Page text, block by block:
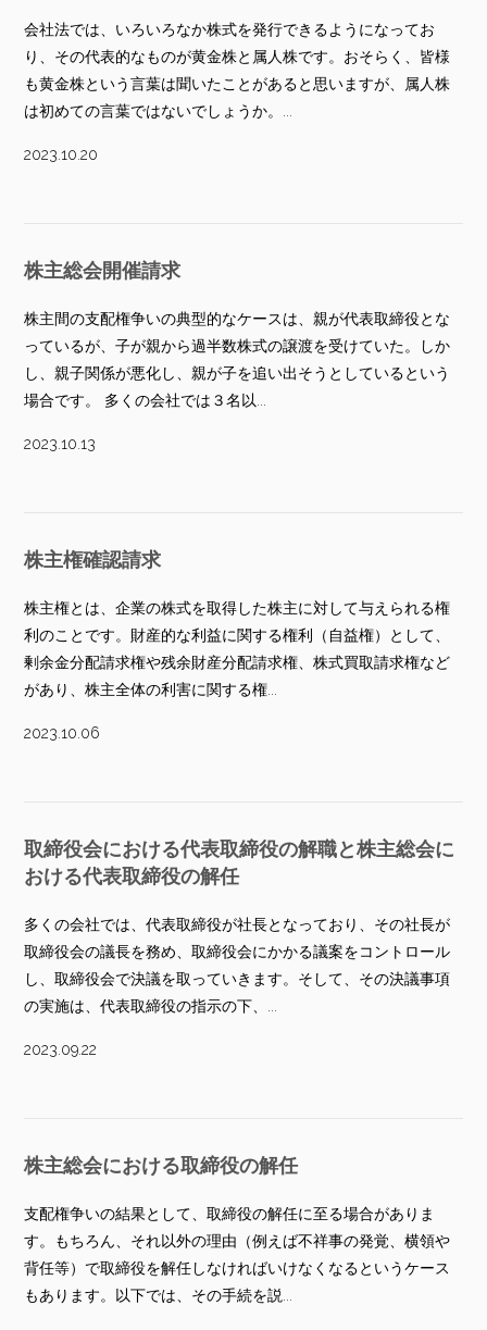
会社法では、いろいろなか株式を発行できるようになってお
り、その代表的なものが黄金株と属人株です。おそらく、皆様
も黄金株という言葉は聞いたことがあると思いますが、属人株
は初めての言葉ではないでしょうか。...
2023.10.20
株主総会開催請求
株主間の支配権争いの典型的なケースは、親が代表取締役とな
っているが、子が親から過半数株式の譲渡を受けていた。しか
し、親子関係が悪化し、親が子を追い出そうとしているという
場合です。 多くの会社では３名以...
2023.10.13
株主権確認請求
株主権とは、企業の株式を取得した株主に対して与えられる権
利のことです。財産的な利益に関する権利（自益権）として、
剰余金分配請求権や残余財産分配請求権、株式買取請求権など
があり、株主全体の利害に関する権...
2023.10.06
取締役会における代表取締役の解職と株主総会に
おける代表取締役の解任
多くの会社では、代表取締役が社長となっており、その社長が
取締役会の議長を務め、取締役会にかかる議案をコントロール
し、取締役会で決議を取っていきます。そして、その決議事項
の実施は、代表取締役の指示の下、...
2023.09.22
株主総会における取締役の解任
支配権争いの結果として、取締役の解任に至る場合がありま
す。もちろん、それ以外の理由（例えば不祥事の発覚、横領や
背任等）で取締役を解任しなければいけなくなるというケース
もあります。以下では、その手続を説...